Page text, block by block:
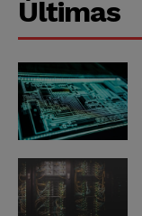
Últimas